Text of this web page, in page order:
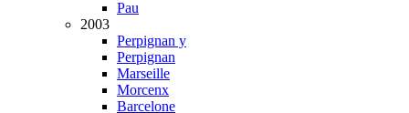
Pau
2003
Perpignan y
Perpignan
Marseille
Morcenx
Barcelone